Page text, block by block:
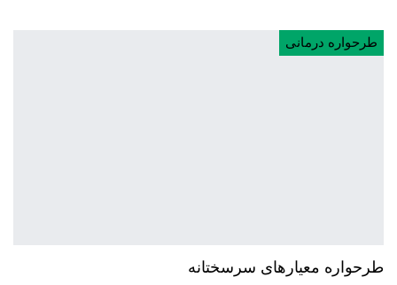
طرحواره درمانی
طرحواره معیارهای سرسختانه